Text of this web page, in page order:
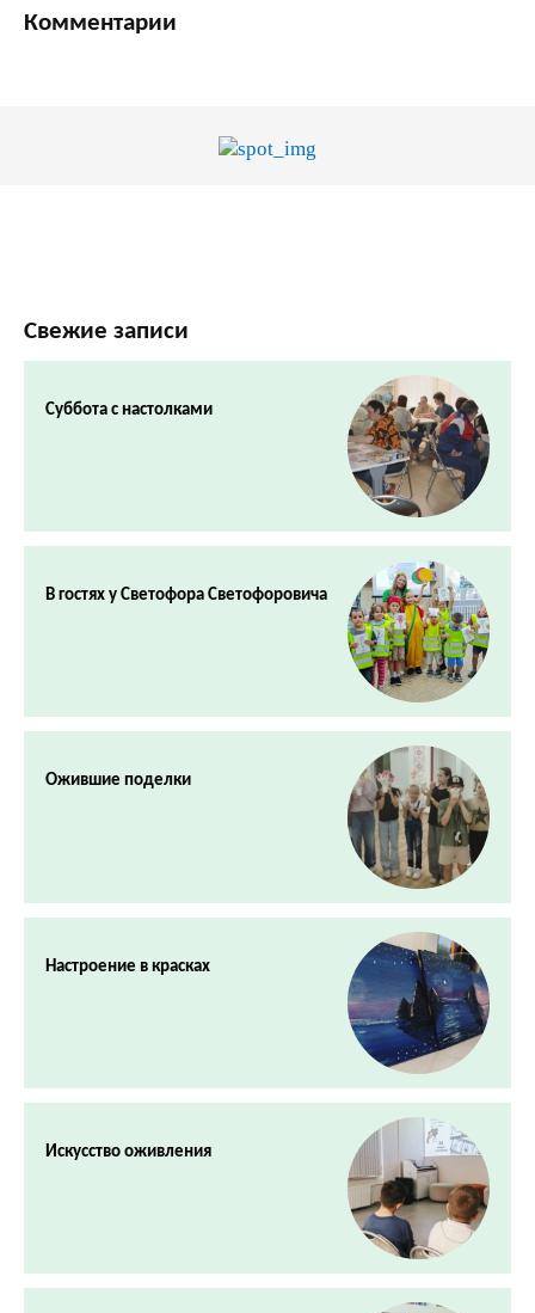
Комментарии
Свежие записи
Суббота с настолками
В гостях у Светофора Светофоровича
Ожившие поделки
Настроение в красках
Искусство оживления